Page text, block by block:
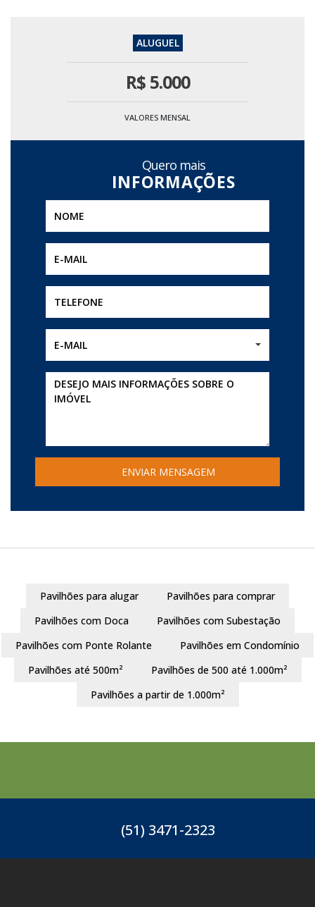
R$5.000
VALORES MENSAL
Quero mais
E-MAIL
Pavilhões para alugar
Pavilhões para comprar
Pavilhões com Doca
Pavilhões com Subestação
Pavilhões com Ponte Rolante
Pavilhões em Condomínio
Pavilhões até 500m²
Pavilhões de 500 até 1.000m²
Pavilhões a partir de 1.000m²
(51) 3471-2323